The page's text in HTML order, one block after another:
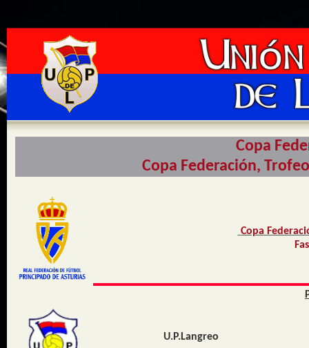
Copa
Copa Federación,
Copa
U.P.Langreo